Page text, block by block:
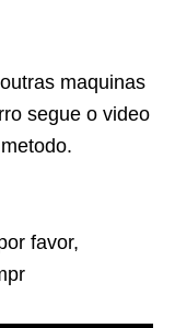
maquinas
segue o video
favor,